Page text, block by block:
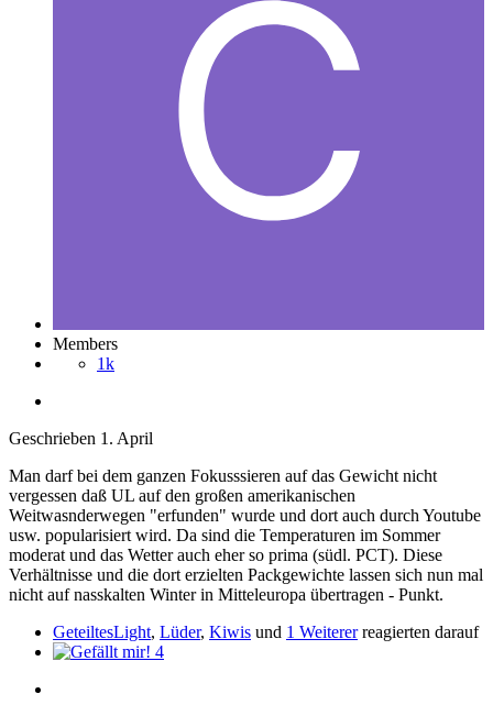
Members
1k
Geschrieben 1. April
Man darf bei dem ganzen Fokusssieren auf das Gewicht nicht
vergessen daß UL auf den großen amerikanischen
Weitwasnderwegen "erfunden" wurde und dort auch durch Youtube
usw. popularisiert wird. Da sind die Temperaturen im Sommer
moderat und das Wetter auch eher so prima (südl. PCT). Diese
Verhältnisse und die dort erzielten Packgewichte lassen sich nun mal
nicht auf nasskalten Winter in Mitteleuropa übertragen - Punkt.
GeteiltesLight, Lüder, Kiwis und 1 Weitererreagierten darauf
4